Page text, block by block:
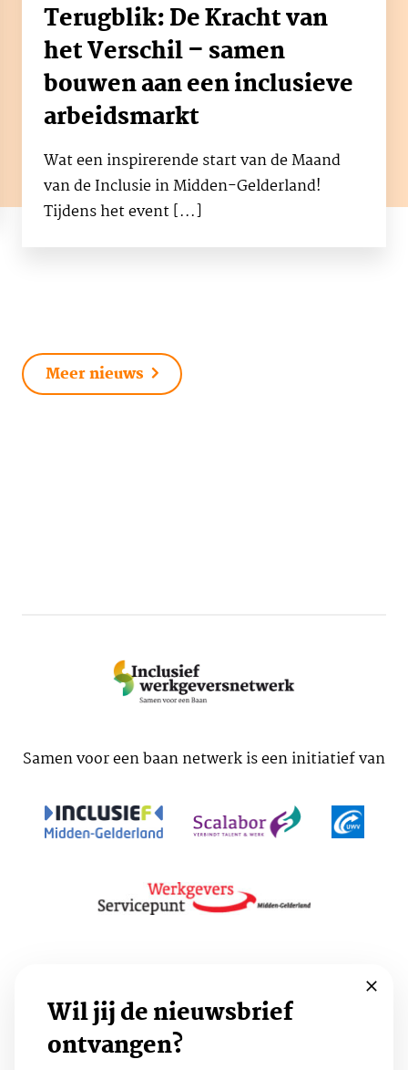
Terugblik: De Kracht van
het Verschil – samen
bouwen aan een inclusieve
arbeidsmarkt
Wat een inspirerende start van de Maand
van de Inclusie in Midden-Gelderland!
Tijdens het event [...]
Meer nieuws
Samen voor een baan netwerk is een initiatief van
Wil jij de nieuwsbrief
ontvangen?